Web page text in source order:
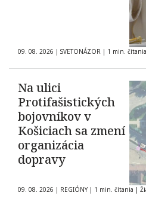
09. 08. 2026 | SVETONÁZOR | 1 min. čítania
Na ulici
Protifašistických
bojovníkov v
Košiciach sa zmení
organizácia
dopravy
09. 08. 2026 | REGIÓNY | 1 min. čítania |